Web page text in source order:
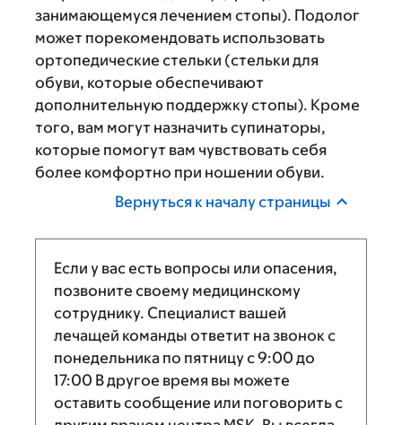
занимающемуся лечением стопы). Подолог
может порекомендовать использовать
ортопедические стельки (стельки для
обуви, которые обеспечивают
дополнительную поддержку стопы). Кроме
того, вам могут назначить супинаторы,
которые помогут вам чувствовать себя
более комфортно при ношении обуви.
Вернуться к началу страницы
Если у вас есть вопросы или опасения,
позвоните своему медицинскому
сотруднику. Специалист вашей
лечащей команды ответит на звонок с
понедельника по пятницу с9:00 до
17:00 В другое время вы можете
оставить сообщение или поговорить с